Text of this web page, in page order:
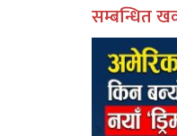
सम्बन्धित